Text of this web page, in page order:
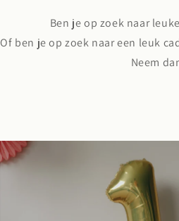
Ben je op zoek naar
Of ben je op zoek naar een leuk
Neem